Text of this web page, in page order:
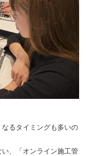
るタイミングも多いの
、「オンライン施工管